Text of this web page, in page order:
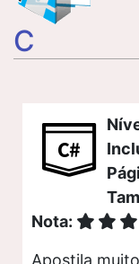
C
Nota:
Apostila